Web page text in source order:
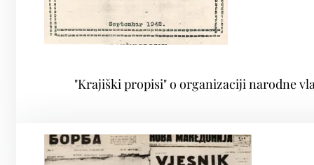
"Krajiški propisi" o organizaciji narodne